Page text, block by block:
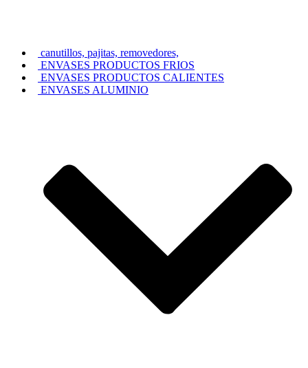
canutillos, pajitas, removedores,
ENVASES PRODUCTOS FRIOS
ENVASES PRODUCTOS CALIENTES
ENVASES ALUMINIO